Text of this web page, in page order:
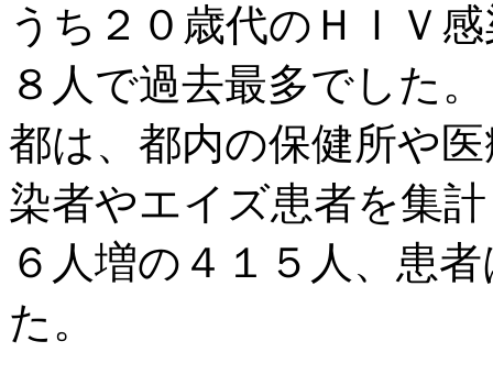
うち２０歳代のＨＩＶ
８人で過去最多でした。
都は、都内の保健所や
染者やエイズ患者を集
６人増の４１５人、患
た。